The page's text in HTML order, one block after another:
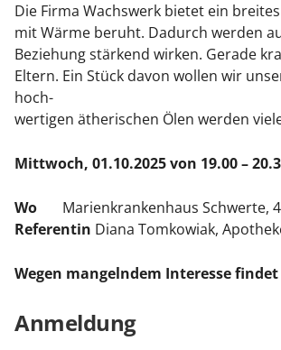
Die Firma Wachswerk bietet ein
mit Wärme beruht. Dadurch werden
Beziehung stärkend wirken. Gerade
Eltern. Ein Stück davon wollen wir
hoch-
wertigen ätherischen Ölen werden
Mittwoch, 01.10.2025 von 19.00 –
Wo Marienkrankenhaus Schwerte,
Referentin Diana Tomkowiak,
Wegen mangelndem Interesse
Anmeldung